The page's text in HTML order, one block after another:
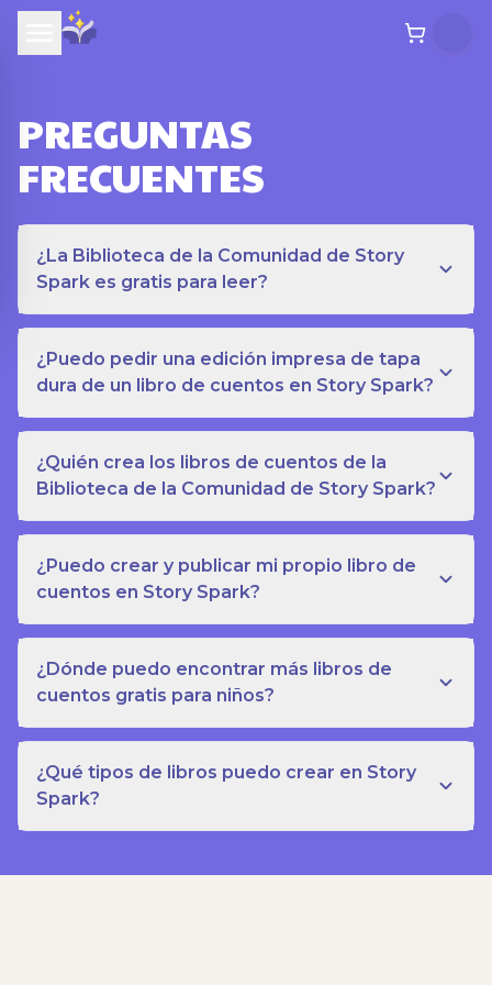
PREGUNTAS
FRECUENTES
¿La Biblioteca de la Comunidad de Story
Spark es gratis para leer?
¿Puedo pedir una edición impresa de tapa
dura de un libro de cuentos en Story Spark?
¿Quién crea los libros de cuentos de la
Biblioteca de la Comunidad de Story Spark?
¿Puedo crear y publicar mi propio libro de
cuentos en Story Spark?
¿Dónde puedo encontrar más libros de
cuentos gratis para niños?
¿Qué tipos de libros puedo crear en Story
Spark?